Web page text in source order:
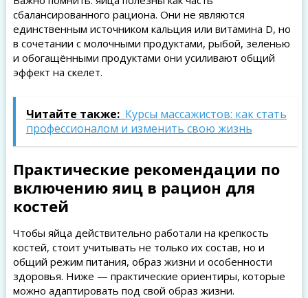
сбалансированного рациона. Они не являются
единственным источником кальция или витамина D, но
в сочетании с молочными продуктами, рыбой, зеленью
и обогащёнными продуктами они усиливают общий
эффект на скелет.
Читайте также: Курсы массажистов: как стать
профессионалом и изменить свою жизнь
Практические рекомендации по
включению яиц в рацион для
костей
Чтобы яйца действительно работали на крепкость
костей, стоит учитывать не только их состав, но и
общий режим питания, образ жизни и особенности
здоровья. Ниже — практические ориентиры, которые
можно адаптировать под свой образ жизни.